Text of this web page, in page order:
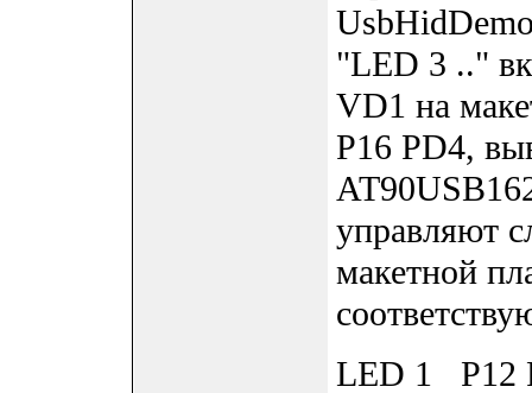
"LED 3 .."
VD1 на
P16 PD4,
управляют
макетной
LED 1 P12